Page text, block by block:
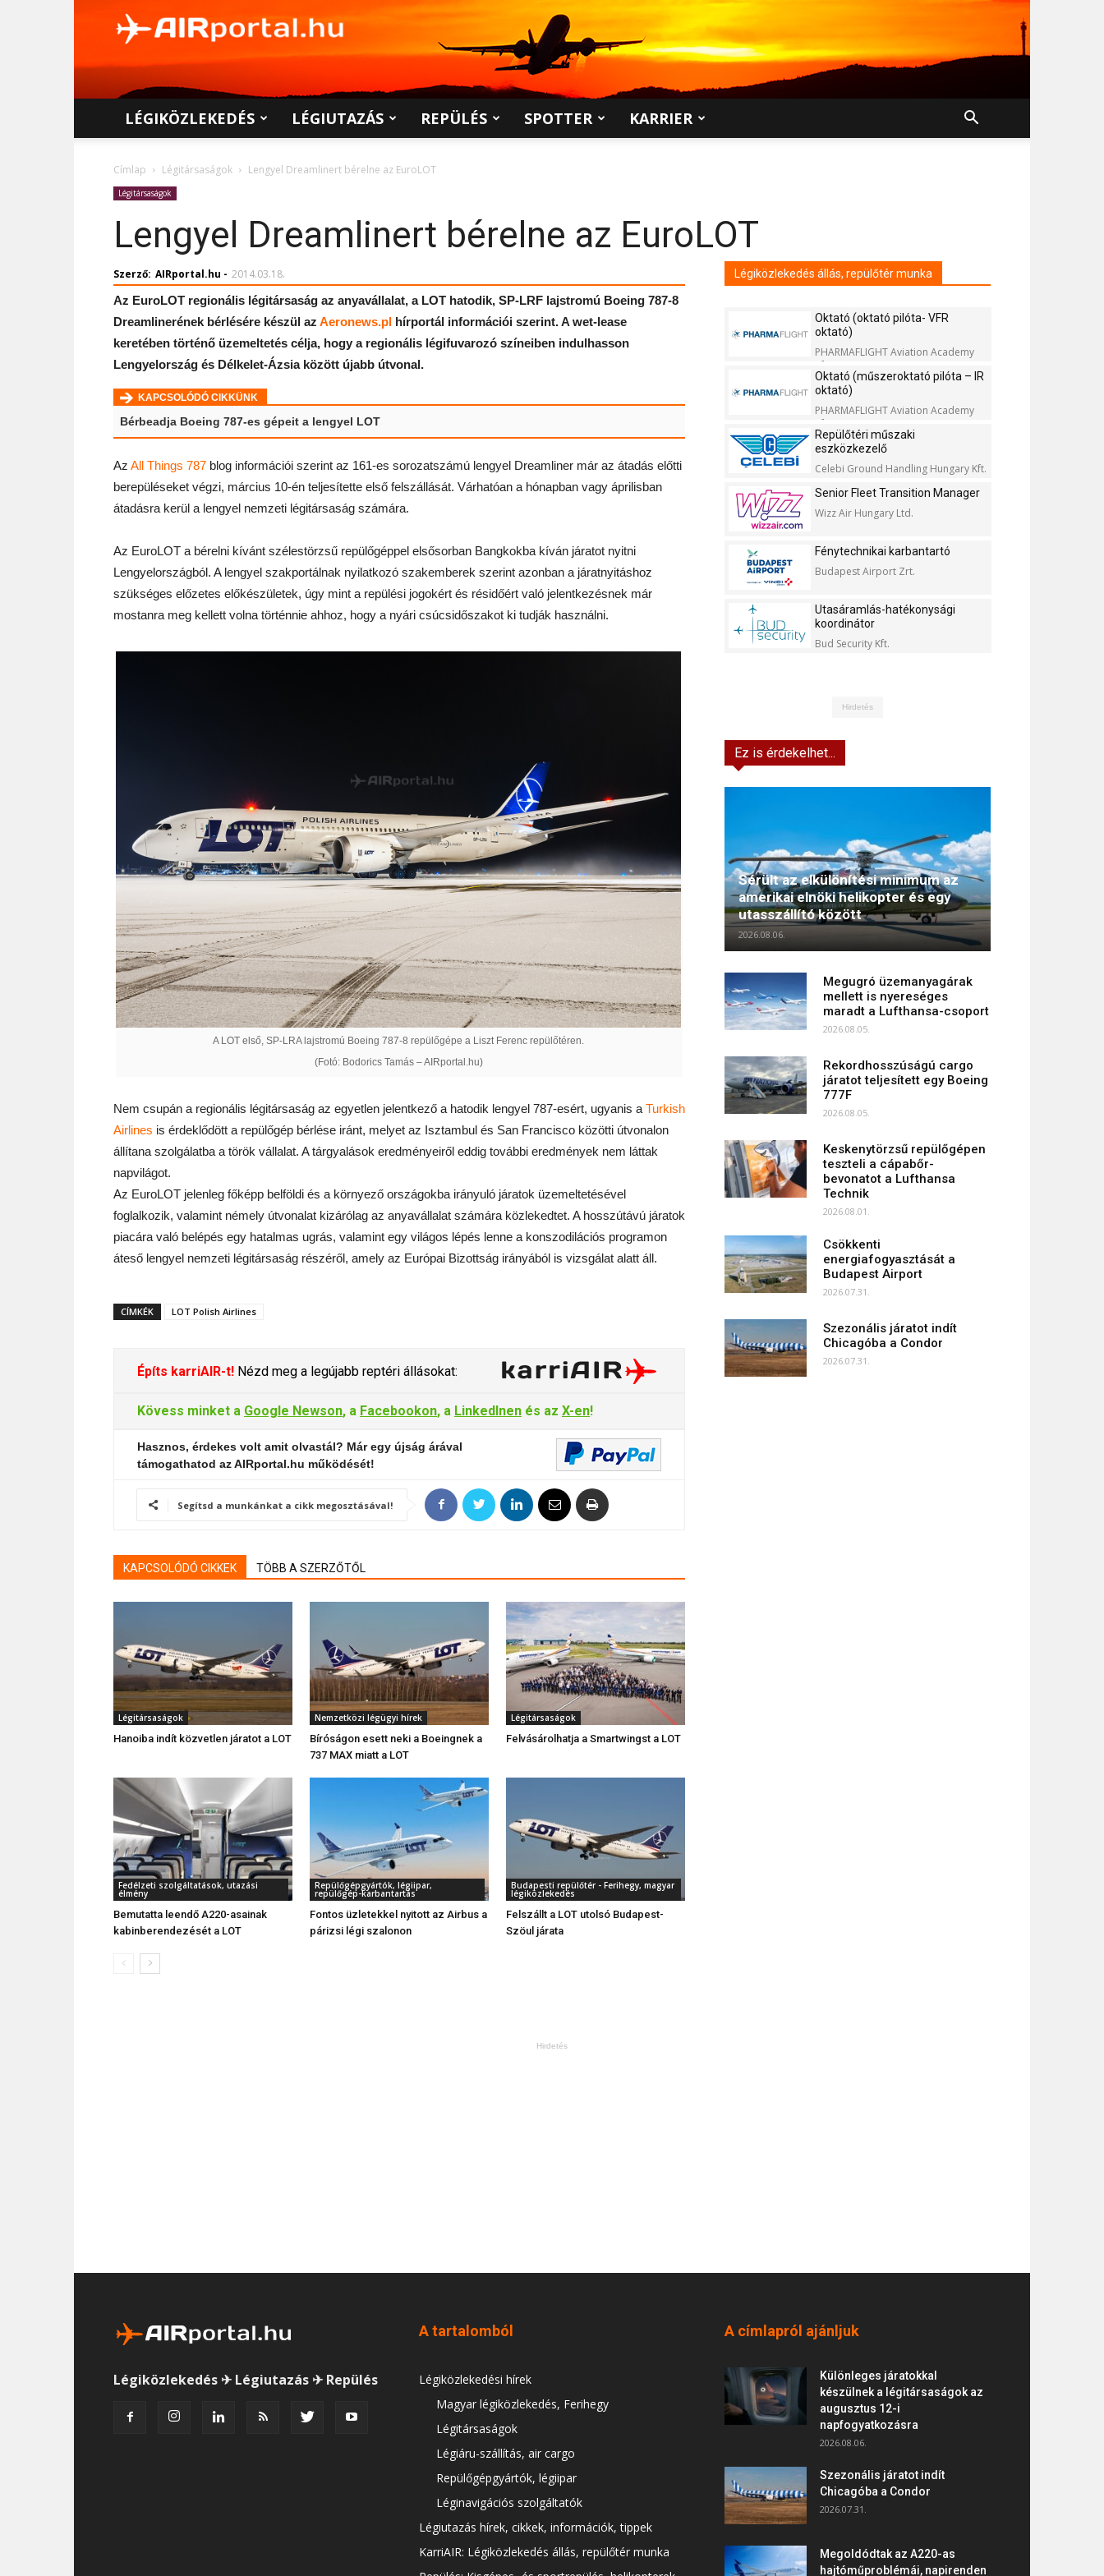
LÉGIKÖZLEKEDÉS LÉGIUTAZÁS REPÜLÉS SPOTTER KARRIER
Címlap Légitársaságok Lengyel Dreamlinert bérelne az EuroLOT
Légitársaságok
Lengyel Dreamlinert bérelne az EuroLOT
Szerző: AIRportal.hu - 2014.03.18.
Az EuroLOT regionális légitársaság az anyavállalat, a LOT hatodik, SP-LRF lajstromú Boeing 787-8
Dreamlinerének bérlésére készül az Aeronews.pl hírportál információi szerint. A wet-lease
keretében történő üzemeltetés célja, hogy a regionális légifuvarozó színeiben indulhasson
Lengyelország és Délkelet-Ázsia között újabb útvonal.
KAPCSOLÓDÓ CIKKÜNK
Bérbeadja Boeing 787-es gépeit a lengyel LOT
Az All Things 787 blog információi szerint az 161-es sorozatszámú lengyel Dreamliner már az átadás előtti
berepüléseket végzi, március 10-én teljesítette első felszállását. Várhatóan a hónapban vagy áprilisban
átadásra kerül a lengyel nemzeti légitársaság számára.
Az EuroLOT a bérelni kívánt szélestörzsű repülőgéppel elsősorban Bangkokba kíván járatot nyitni
Lengyelországból. A lengyel szakportálnak nyilatkozó szakemberek szerint azonban a járatnyitáshoz
szükséges előzetes előkészületek, úgy mint a repülési jogokért és résidőért való jelentkezésnek már
mostanra meg kellett volna történnie ahhoz, hogy a nyári csúcsidőszakot ki tudják használni.
A LOT első, SP-LRA lajstromú Boeing 787-8 repülőgépe a Liszt Ferenc repülőtéren.
(Fotó: Bodorics Tamás – AIRportal.hu)
Nem csupán a regionális légitársaság az egyetlen jelentkező a hatodik lengyel 787-esért, ugyanis a Turkish
Airlines is érdeklődött a repülőgép bérlése iránt, melyet az Isztambul és San Francisco közötti útvonalon
állítana szolgálatba a török vállalat. A tárgyalások eredményeiről eddig további eredmények nem láttak
napvilágot.
Az EuroLOT jelenleg főképp belföldi és a környező országokba irányuló járatok üzemeltetésével
foglalkozik, valamint némely útvonalat kizárólag az anyavállalat számára közlekedtet. A hosszútávú járatok
piacára való belépés egy hatalmas ugrás, valamint egy világos lépés lenne a konszodilációs programon
áteső lengyel nemzeti légitársaság részéről, amely az Európai Bizottság irányából is vizsgálat alatt áll.
CÍMKÉK LOT Polish Airlines
Építs karriAIR-t! Nézd meg a legújabb reptéri állásokat:
Kövess minket a Google Newson, a Facebookon, a LinkedInen és az X-en!
Hasznos, érdekes volt amit olvastál? Már egy újság árával
támogathatod az AIRportal.hu működését!
Segítsd a munkánkat a cikk megosztásával!
KAPCSOLÓDÓ CIKKEK TÖBB A SZERZŐTŐL
Légitársaságok
Hanoiba indít közvetlen járatot a LOT
Nemzetközi légügyi hírek
Bíróságon esett neki a Boeingnek a
737 MAX miatt a LOT
Légitársaságok
Felvásárolhatja a Smartwingst a LOT
Fedélzeti szolgáltatások, utazási
élmény
Bemutatta leendő A220-asainak
kabinberendezését a LOT
Repülőgépgyártók, légiipar,
repülőgép-karbantartás
Fontos üzletekkel nyitott az Airbus a
párizsi légi szalonon
Budapesti repülőtér - Ferihegy, magyar
légiközlekedés
Felszállt a LOT utolsó Budapest-
Szöul járata
Légiközlekedés állás, repülőtér munka
Oktató (oktató pilóta- VFR
oktató)
PHARMAFLIGHT Aviation Academy
Kft.
Oktató (műszeroktató pilóta – IR
oktató)
PHARMAFLIGHT Aviation Academy
Kft.
Repülőtéri műszaki
eszközkezelő
Celebi Ground Handling Hungary Kft.
Senior Fleet Transition Manager
Wizz Air Hungary Ltd.
Fénytechnikai karbantartó
Budapest Airport Zrt.
Utasáramlás-hatékonysági
koordinátor
Bud Security Kft.
Hirdetés
Ez is érdekelhet...
Sérült az elkülönítési minimum az
amerikai elnöki helikopter és egy
utasszállító között
2026.08.06.
Megugró üzemanyagárak
mellett is nyereséges
maradt a Lufthansa-csoport
2026.08.05.
Rekordhosszúságú cargo
járatot teljesített egy Boeing
777F
2026.08.05.
Keskenytörzsű repülőgépen
teszteli a cápabőr-
bevonatot a Lufthansa
Technik
2026.08.01.
Csökkenti
energiafogyasztását a
Budapest Airport
2026.07.31.
Szezonális járatot indít
Chicagóba a Condor
2026.07.31.
Hirdetés
Légiközlekedés ✈ Légiutazás ✈ Repülés
A tartalomból
Légiközlekedési hírek
Magyar légiközlekedés, Ferihegy
Légitársaságok
Légiáru-szállítás, air cargo
Repülőgépgyártók, légiipar
Léginavigációs szolgáltatók
Légiutazás hírek, cikkek, információk, tippek
KarriAIR: Légiközlekedés állás, repülőtér munka
A címlapról ajánljuk
Különleges járatokkal
készülnek a légitársaságok az
augusztus 12-i
napfogyatkozásra
2026.08.06.
Szezonális járatot indít
Chicagóba a Condor
2026.07.31.
Megoldódtak az A220-as
hajtóműproblémái, napirenden